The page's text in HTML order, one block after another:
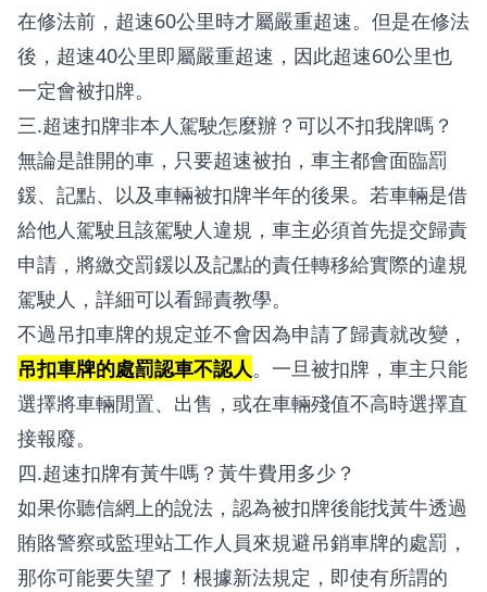
在修法前，超速60公里時才屬嚴重超速。但是在修法
後，超速40公里即屬嚴重超速，因此超速60公里也
一定會被扣牌。
三.超速扣牌非本人駕駛怎麼辦？可以不扣我牌嗎？
無論是誰開的車，只要超速被拍，車主都會面臨罰
鍰、記點、以及車輛被扣牌半年的後果。若車輛是借
給他人駕駛且該駕駛人違規，車主必須首先提交歸責
申請，將繳交罰鍰以及記點的責任轉移給實際的違規
駕駛人，詳細可以看歸責教學。
不過吊扣車牌的規定並不會因為申請了歸責就改變，
吊扣車牌的處罰認車不認人。一旦被扣牌，車主只能
選擇將車輛閒置、出售，或在車輛殘值不高時選擇直
接報廢。
四.超速扣牌有黃牛嗎？黃牛費用多少？
如果你聽信網上的說法，認為被扣牌後能找黃牛透過
賄賂警察或監理站工作人員來規避吊銷車牌的處罰，
那你可能要失望了！根據新法規定，即使有所謂的